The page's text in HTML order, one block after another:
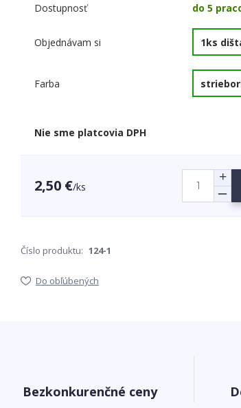
Dostupnosť do 5
Objednávam si
Farba
Nie sme platcovia DPH
2,50 €/ks
Číslo produktu: 124-1
Do obľúbených
Bezkonkurenčné ceny